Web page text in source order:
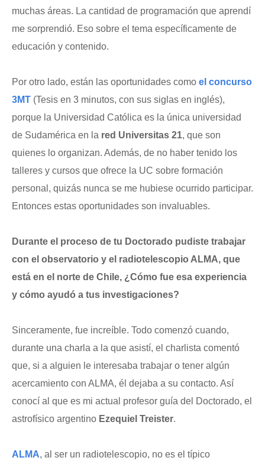
muchas áreas. La cantidad de programación que aprendí
me sorprendió. Eso sobre el tema específicamente de
educación y contenido.
Por otro lado, están las oportunidades como el concurso
3MT (Tesis en 3 minutos, con sus siglas en inglés),
porque la Universidad Católica es la única universidad
de Sudamérica en la red Universitas 21, que son
quienes lo organizan. Además, de no haber tenido los
talleres y cursos que ofrece la UC sobre formación
personal, quizás nunca se me hubiese ocurrido participar.
Entonces estas oportunidades son invaluables.
Durante el proceso de tu Doctorado pudiste trabajar
con el observatorio y el radiotelescopio ALMA, que
está en el norte de Chile, ¿Cómo fue esa experiencia
y cómo ayudó a tus investigaciones?
Sinceramente, fue increíble. Todo comenzó cuando,
durante una charla a la que asistí, el charlista comentó
que, si a alguien le interesaba trabajar o tener algún
acercamiento con ALMA, él dejaba a su contacto. Así
conocí al que es mi actual profesor guía del Doctorado, el
astrofísico argentino Ezequiel Treister.
ALMA, al ser un radiotelescopio, no es el típico